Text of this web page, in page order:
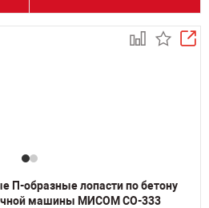
П-образные лопасти по бетону
машины МИСОМ СО-333